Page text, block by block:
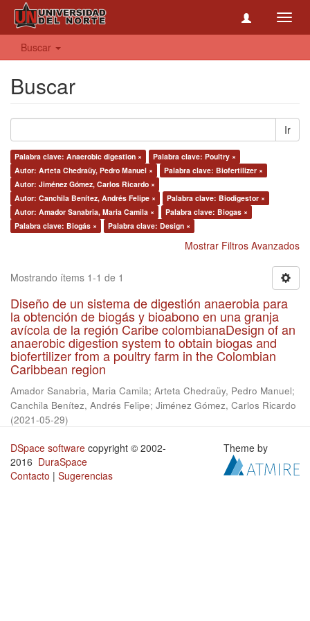
Buscar
Buscar
Ir
Palabra clave: Anaerobic digestion ×
Palabra clave: Poultry ×
Autor: Arteta Chedraüy, Pedro Manuel ×
Palabra clave: Biofertilizer ×
Autor: Jiménez Gómez, Carlos Ricardo ×
Autor: Canchila Benítez, Andrés Felipe ×
Palabra clave: Biodigestor ×
Autor: Amador Sanabria, Maria Camila ×
Palabra clave: Biogas ×
Palabra clave: Biogás ×
Palabra clave: Design ×
Mostrar Filtros Avanzados
Mostrando ítems 1-1 de 1
Diseño de un sistema de digestión anaerobia para
la obtención de biogás y bioabono en una granja
avícola de la región Caribe colombianaDesign of an
anaerobic digestion system to obtain biogas and
biofertilizer from a poultry farm in the Colombian
Caribbean region
Amador Sanabria, Maria Camila; Arteta Chedraüy, Pedro Manuel;
Canchila Benítez, Andrés Felipe; Jiménez Gómez, Carlos Ricardo
(2021-05-29)
DSpace software copyright © 2002-
2016 DuraSpace
Contacto | Sugerencias
Theme by